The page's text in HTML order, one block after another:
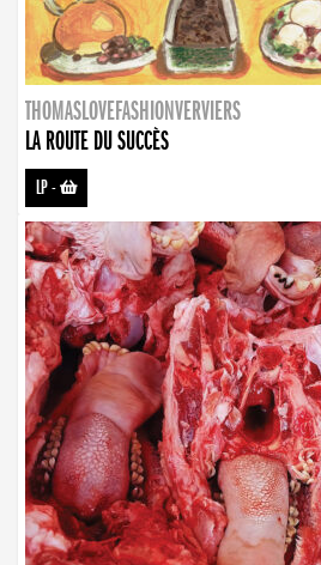
THOMASLOVEFASHIONVERVIERS
LA ROUTE DU SUCCÈS
LP-